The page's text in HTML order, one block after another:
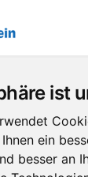
ist
ein
besser an